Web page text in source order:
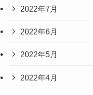
2022年7月
2022年6月
2022年5月
2022年4月